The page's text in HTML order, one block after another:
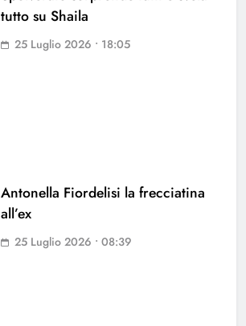
tutto su Shaila
25 Luglio 2026 • 18:05
Antonella Fiordelisi la frecciatina
all’ex
25 Luglio 2026 • 08:39